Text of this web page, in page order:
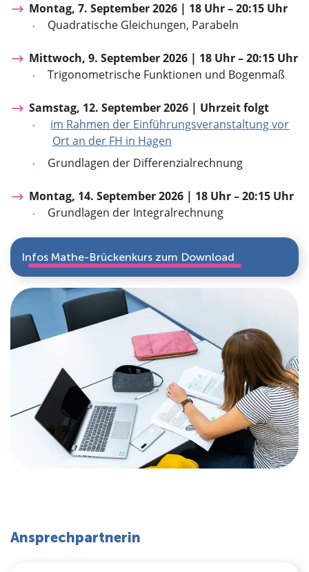
Montag, 7. September 2026 | 18 Uhr – 20:15 Uhr
Quadratische Gleichungen, Parabeln
Mittwoch, 9. September 2026 | 18 Uhr – 20:15 Uhr
Trigonometrische Funktionen und Bogenmaß
Samstag, 12. September 2026 | Uhrzeit folgt
im Rahmen der Einführungsveranstaltung vor
Ort an der FH in Hagen
Grundlagen der Differenzialrechnung
Montag, 14. September 2026 | 18 Uhr – 20:15 Uhr
Grundlagen der Integralrechnung
Infos Mathe-Brückenkurs zum Download
Ansprechpartnerin